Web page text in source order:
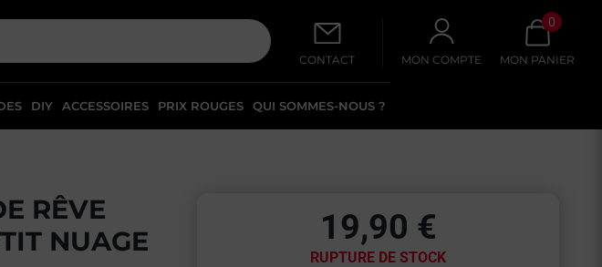
CONTACT
DIY ACCESSOIRES PRIX ROUGES QUI SOMMES-NOUS ?
MON COMPTE
0
MON PANIER
RÊVE
NUAGE
19,90 €
RUPTURE DE STOCK